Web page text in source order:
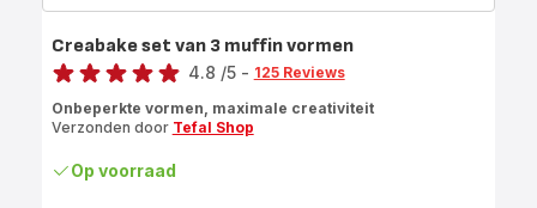
Creabake set van 3 muffin vormen
Score
4.8 /5 - 125 Reviews
Onbeperkte vormen, maximale creativiteit
Verzonden door Tefal Shop
Op voorraad